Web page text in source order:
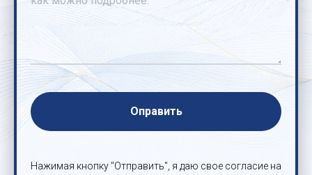
Оправить
Нажимая кнопку "Отправить", я даю свое согласие на